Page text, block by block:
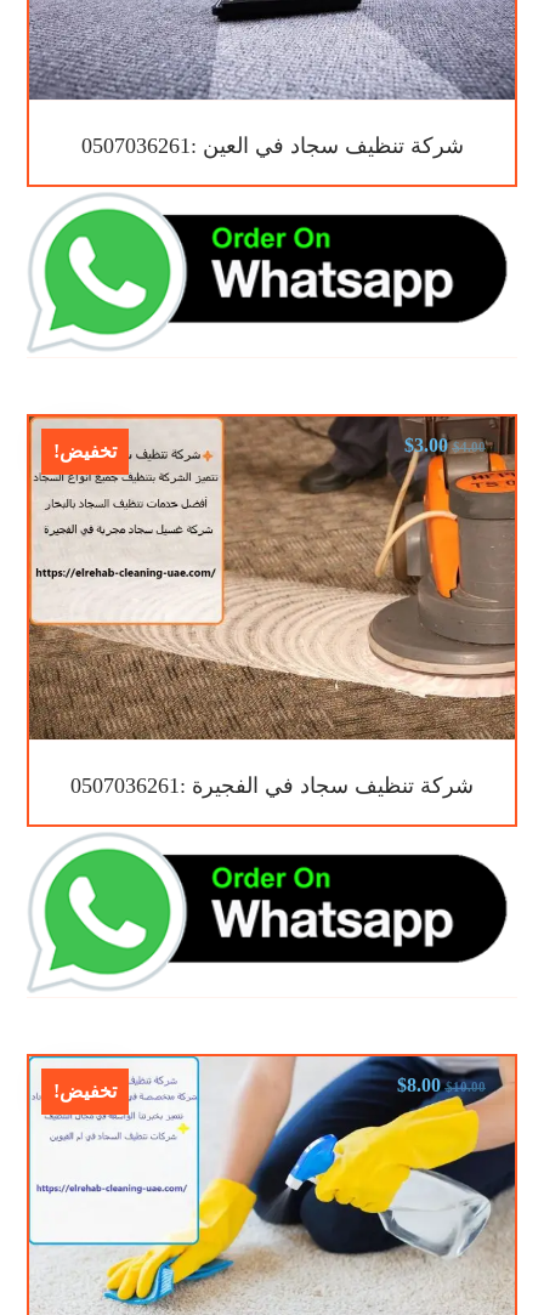
شركة تنظيف سجاد في العين :0507036261
تخفيض!
شركة تنظيف سجاد في الفجيرة :0507036261
$4.00
$3.00
تخفيض! $10.00
$8.00